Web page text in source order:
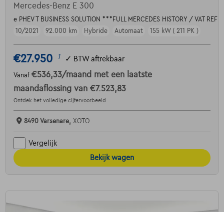
Mercedes-Benz E 300
e PHEV T BUSINESS SOLUTION ***FULL MERCEDES HISTORY / VAT
10/2021
92.000 km Hybride Automaat 155 kW ( 211 PK )
€27.950 1 ✓ BTW aftrekbaar
Vanaf €536,33/maand met een laatste
maandaflossing van €7.523,83
Ontdek het volledige cijfervoorbeeld
8490 Varsenare, XOTO
Vergelijk
Bekijk wagen